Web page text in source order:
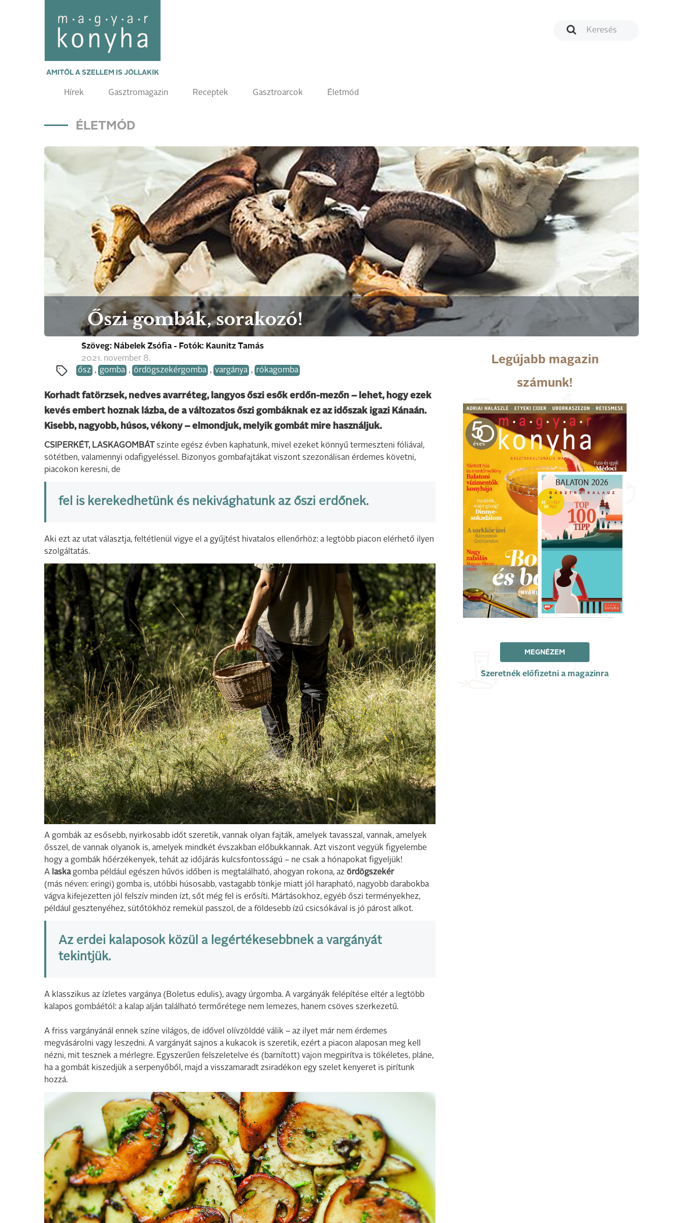
AMITŐL A SZELLEM IS JÓLLAKIK
Hírek Gasztromagazin Receptek Gasztroarcok Életmód
ÉLETMÓD
Őszi gombák, sorakozó!
Szöveg: Nábelek Zsófia - Fotók: Kaunitz Tamás
2021. november 8.
ősz , gomba , ördögszekérgomba , vargánya , rókagomba
Korhadt fatörzsek, nedves avarréteg, langyos őszi esők erdőn-mezőn – lehet, hogy ezek
kevés embert hoznak lázba, de a változatos őszi gombáknak ez az időszak igazi Kánaán.
Kisebb, nagyobb, húsos, vékony – elmondjuk, melyik gombát mire használjuk.
CSIPERKÉT, LASKAGOMBÁT szinte egész évben kaphatunk, mivel ezeket könnyű termeszteni fóliával,
sötétben, valamennyi odafigyeléssel. Bizonyos gombafajtákat viszont szezonálisan érdemes követni,
piacokon keresni, de
fel is kerekedhetünk és nekivághatunk az őszi erdőnek.
Aki ezt az utat választja, feltétlenül vigye el a gyűjtést hivatalos ellenőrhöz: a legtöbb piacon elérhető ilyen
szolgáltatás.
A gombák az esősebb, nyirkosabb időt szeretik, vannak olyan fajták, amelyek tavasszal, vannak, amelyek
ősszel, de vannak olyanok is, amelyek mindkét évszakban előbukkannak. Azt viszont vegyük figyelembe
hogy a gombák hőérzékenyek, tehát az időjárás kulcsfontosságú – ne csak a hónapokat figyeljük!
A laskagomba például egészen hűvös időben is megtalálható, ahogyan rokona, az ördögszekér
(más néven: eringi) gomba is, utóbbi húsosabb, vastagabb tönkje miatt jól harapható, nagyobb darabokba
vágva kifejezetten jól felszív minden ízt, sőt még fel is erősíti. Mártásokhoz, egyéb őszi terményekhez,
például gesztenyéhez, sütőtökhöz remekül passzol, de a földesebb ízű csicsókával is jó párost alkot.
Az erdei kalaposok közül a legértékesebbnek a vargányát
tekintjük.
A klasszikus az ízletes vargánya (Boletus edulis), avagy úrgomba. A vargányák felépítése eltér a legtöbb
kalapos gombáétól: a kalap alján található termőrétege nem lemezes, hanem csöves szerkezetű.
A friss vargányánál ennek színe világos, de idővel olívzölddé válik – az ilyet már nem érdemes
megvásárolni vagy leszedni. A vargányát sajnos a kukacok is szeretik, ezért a piacon alaposan meg kell
nézni, mit tesznek a mérlegre. Egyszerűen felszeletelve és (barnított) vajon megpirítva is tökéletes, pláne,
ha a gombát kiszedjük a serpenyőből, majd a visszamaradt zsiradékon egy szelet kenyeret is pirítunk
hozzá.
Legújabb magazin
számunk!
MEGNÉZEM
Szeretnék előfizetni a magazinra